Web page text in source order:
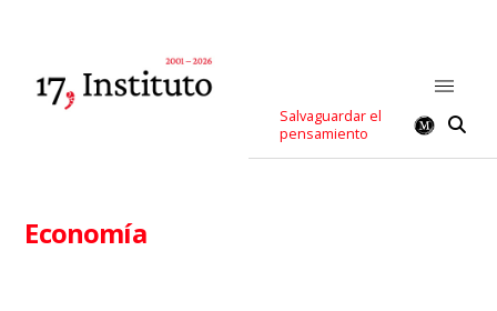
Salvaguardar el
pensamiento
Economía